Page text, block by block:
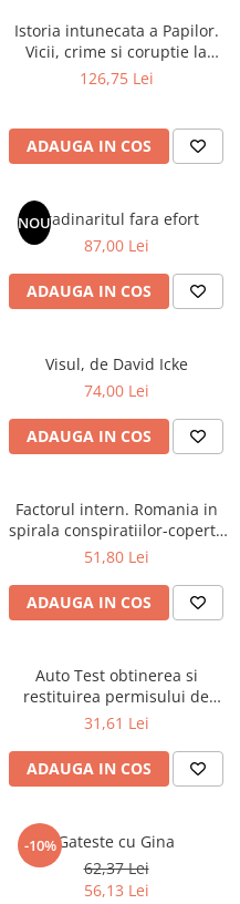
Istoria intunecata a Papilor.
Vicii, crime si coruptie la
Vatican
126,75 Lei
ADAUGA IN COS
NOUGradinaritul fara efort
87,00 Lei
ADAUGA IN COS
Visul, de David Icke
74,00 Lei
ADAUGA IN COS
Factorul intern. Romania in
spirala conspiratiilor-coperta
usor deteriorata
51,80 Lei
ADAUGA IN COS
Auto Test obtinerea si
restituirea permisului de
conducere, 13 din 15 -
31,61 Lei
ADAUGA IN COS
-10%Gateste cu Gina
62,37 Lei
56,13 Lei